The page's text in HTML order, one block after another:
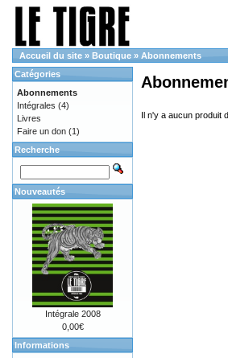
Accueil du site » Boutique » Abonnements
Il n'y a aucun produit
Catégories
Abonnements
Intégrales (4)
Livres
Faire un don (1)
Recherche
Nouveautés
Intégrale 2008
0,00€
Informations